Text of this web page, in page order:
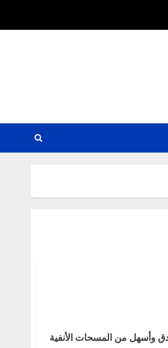
وأسهل من المسحات الأنفية